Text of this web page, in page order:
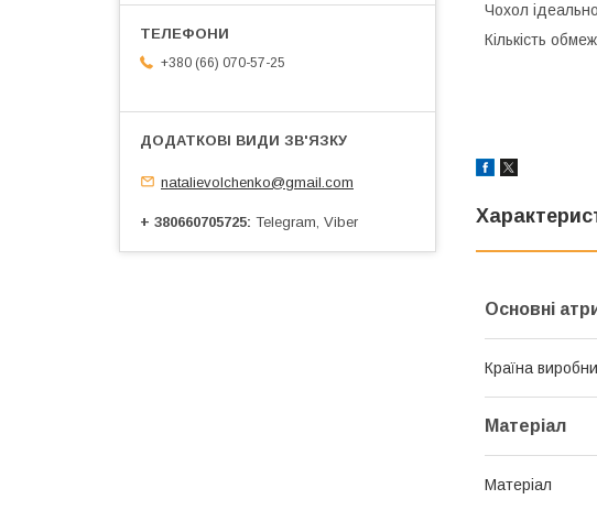
Чохол
Кількість
Основні
Країна
Матеріал
Матеріал
+380 (66) 070-57-25
natalievolchenko@gmail.com
+ 380660705725 Telegram, Viber